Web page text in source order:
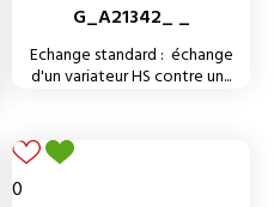
G_A21342_ _
Echange standard : échange
d'un variateur HS contre un...
0